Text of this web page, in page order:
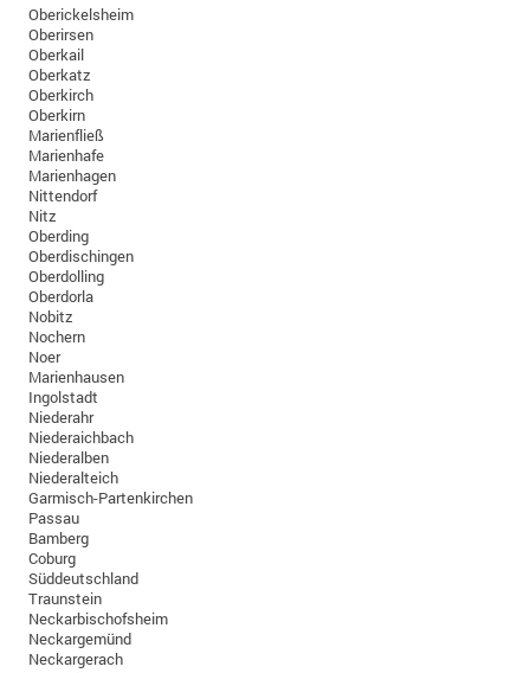
Oberickelsheim
Oberirsen
Oberkail
Oberkatz
Oberkirch
Oberkirn
Marienfließ
Marienhafe
Marienhagen
Nittendorf
Nitz
Oberding
Oberdischingen
Oberdolling
Oberdorla
Nobitz
Nochern
Noer
Marienhausen
Ingolstadt
Niederahr
Niederaichbach
Niederalben
Niederalteich
Garmisch-Partenkirchen
Passau
Bamberg
Coburg
Süddeutschland
Traunstein
Neckarbischofsheim
Neckargemünd
Neckargerach